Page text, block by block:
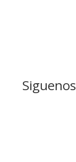
Siguenos